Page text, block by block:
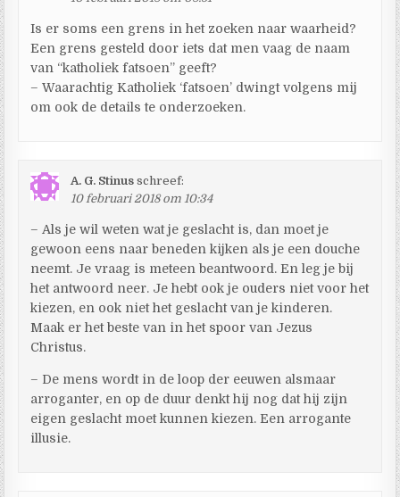
Is er soms een grens in het zoeken naar waarheid?
Een grens gesteld door iets dat men vaag de naam
van “katholiek fatsoen” geeft?
– Waarachtig Katholiek ‘fatsoen’ dwingt volgens mij
om ook de details te onderzoeken.
A. G. Stinus schreef:
10 februari 2018 om 10:34
– Als je wil weten wat je geslacht is, dan moet je
gewoon eens naar beneden kijken als je een douche
neemt. Je vraag is meteen beantwoord. En leg je bij
het antwoord neer. Je hebt ook je ouders niet voor het
kiezen, en ook niet het geslacht van je kinderen.
Maak er het beste van in het spoor van Jezus
Christus.
– De mens wordt in de loop der eeuwen alsmaar
arroganter, en op de duur denkt hij nog dat hij zijn
eigen geslacht moet kunnen kiezen. Een arrogante
illusie.